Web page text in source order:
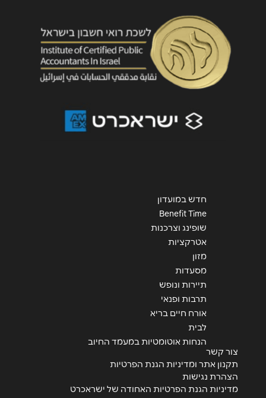
חדש במועדון
Benefit Time
שופינג וצרכנות
אטרקציות
מזון
מסעדות
תיירות ונופש
תרבות ופנאי
אורח חיים בריא
לבית
הנחות אוטומטיות במעמד החיוב
צור קשר
תקנון אתר ומדיניות הגנת הפרטיות
הצהרת נגישות
מדיניות הגנת הפרטיות האחודה של ישראכרט